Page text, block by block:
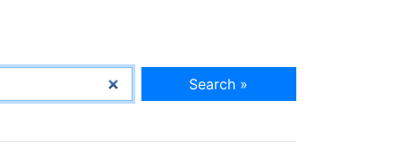
Search »